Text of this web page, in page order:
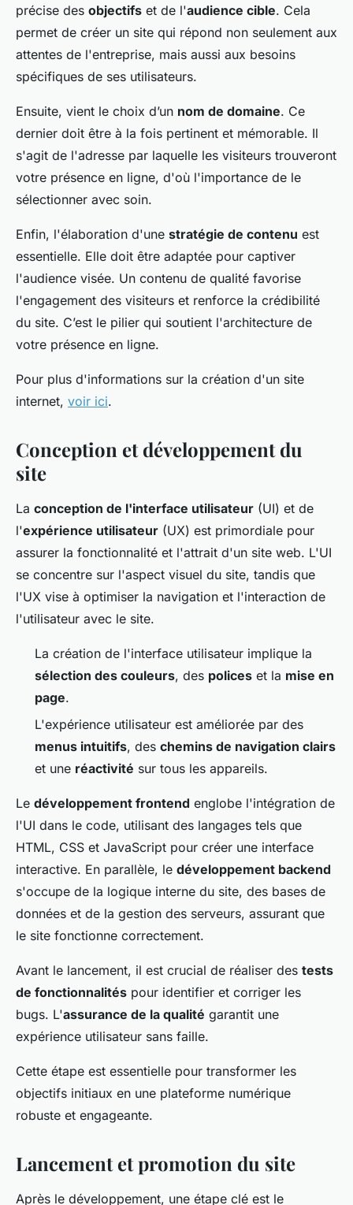
précise des objectifs et de l'audience cible. Cela
permet de créer un site qui répond non seulement aux
attentes de l'entreprise, mais aussi aux besoins
spécifiques de ses utilisateurs.
Ensuite, vient le choix d’un nom de domaine. Ce
dernier doit être à la fois pertinent et mémorable. Il
s'agit de l'adresse par laquelle les visiteurs trouveront
votre présence en ligne, d'où l'importance de le
sélectionner avec soin.
Enfin, l'élaboration d'une stratégie de contenu est
essentielle. Elle doit être adaptée pour captiver
l'audience visée. Un contenu de qualité favorise
l'engagement des visiteurs et renforce la crédibilité
du site. C’est le pilier qui soutient l'architecture de
votre présence en ligne.
Pour plus d'informations sur la création d'un site
internet, voir ici.
Conception et développement du
site
La conception de l'interface utilisateur (UI) et de
l'expérience utilisateur (UX) est primordiale pour
assurer la fonctionnalité et l'attrait d'un site web. L'UI
se concentre sur l'aspect visuel du site, tandis que
l'UX vise à optimiser la navigation et l'interaction de
l'utilisateur avec le site.
La création de l'interface utilisateur implique la
sélection des couleurs, des polices et la mise en
page.
L'expérience utilisateur est améliorée par des
menus intuitifs, des chemins de navigation clairs
et une réactivité sur tous les appareils.
Le développement frontend englobe l'intégration de
l'UI dans le code, utilisant des langages tels que
HTML, CSS et JavaScript pour créer une interface
interactive. En parallèle, le développement backend
s'occupe de la logique interne du site, des bases de
données et de la gestion des serveurs, assurant que
le site fonctionne correctement.
Avant le lancement, il est crucial de réaliser des tests
de fonctionnalités pour identifier et corriger les
bugs. L'assurance de la qualité garantit une
expérience utilisateur sans faille.
Cette étape est essentielle pour transformer les
objectifs initiaux en une plateforme numérique
robuste et engageante.
Lancement et promotion du site
Après le développement, une étape clé est le